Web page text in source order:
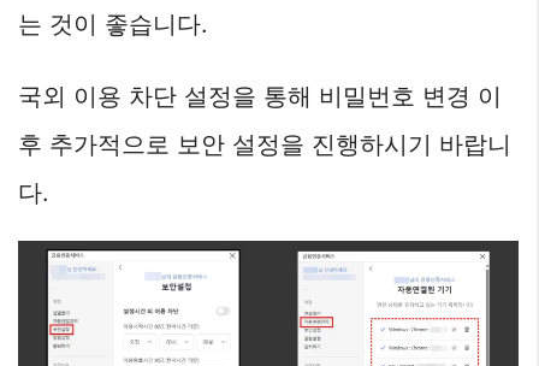
는 것이 좋습니다.
국외 이용 차단 설정을 통해 비밀번호 변경 이
후 추가적으로 보안 설정을 진행하시기 바랍니
다.